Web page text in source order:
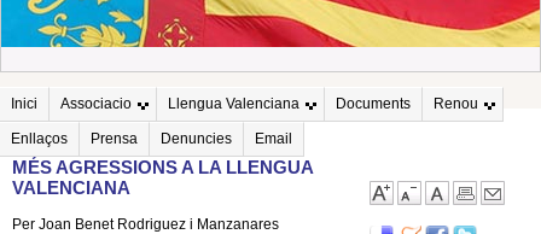
Inici Associacio Llengua Valenciana Documents Renou
Enllaços Prensa Denuncies Email
MÉS AGRESSIONS A LA LLENGUA
VALENCIANA
Per Joan Benet Rodriguez i Manzanares